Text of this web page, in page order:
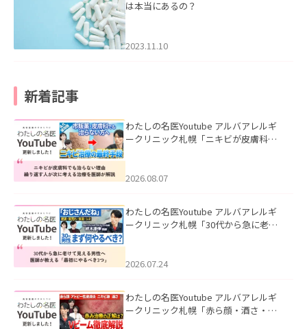
は本当にあるの？
2023.11.10
新着記事
わたしの名医Youtube アルバアレルギ
ークリニック札幌「ニキビが皮膚科で
ました。
2026.08.07
わたしの名医Youtube アルバアレルギ
ークリニック札幌「30代から急に老け
た。
2026.07.24
わたしの名医Youtube アルバアレルギ
ークリニック札幌「赤ら顔・酒さ・ニ